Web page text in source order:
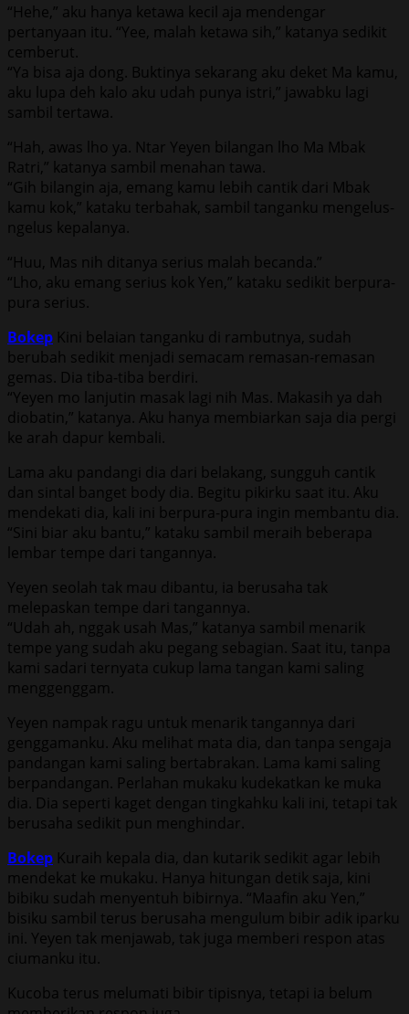
“Hehe,” aku hanya ketawa kecil aja mendengar
pertanyaan itu. “Yee, malah ketawa sih,” katanya sedikit
cemberut.
“Ya bisa aja dong. Buktinya sekarang aku deket Ma kamu,
aku lupa deh kalo aku udah punya istri,” jawabku lagi
sambil tertawa.
“Hah, awas lho ya. Ntar Yeyen bilangan lho Ma Mbak
Ratri,” katanya sambil menahan tawa.
“Gih bilangin aja, emang kamu lebih cantik dari Mbak
kamu kok,” kataku terbahak, sambil tanganku mengelus-
ngelus kepalanya.
“Huu, Mas nih ditanya serius malah becanda.”
“Lho, aku emang serius kok Yen,” kataku sedikit berpura-
pura serius.
Bokep Kini belaian tanganku di rambutnya, sudah
berubah sedikit menjadi semacam remasan-remasan
gemas. Dia tiba-tiba berdiri.
“Yeyen mo lanjutin masak lagi nih Mas. Makasih ya dah
diobatin,” katanya. Aku hanya membiarkan saja dia pergi
ke arah dapur kembali.
Lama aku pandangi dia dari belakang, sungguh cantik
dan sintal banget body dia. Begitu pikirku saat itu. Aku
mendekati dia, kali ini berpura-pura ingin membantu dia.
“Sini biar aku bantu,” kataku sambil meraih beberapa
lembar tempe dari tangannya.
Yeyen seolah tak mau dibantu, ia berusaha tak
melepaskan tempe dari tangannya.
“Udah ah, nggak usah Mas,” katanya sambil menarik
tempe yang sudah aku pegang sebagian. Saat itu, tanpa
kami sadari ternyata cukup lama tangan kami saling
menggenggam.
Yeyen nampak ragu untuk menarik tangannya dari
genggamanku. Aku melihat mata dia, dan tanpa sengaja
pandangan kami saling bertabrakan. Lama kami saling
berpandangan. Perlahan mukaku kudekatkan ke muka
dia. Dia seperti kaget dengan tingkahku kali ini, tetapi tak
berusaha sedikit pun menghindar.
Bokep Kuraih kepala dia, dan kutarik sedikit agar lebih
mendekat ke mukaku. Hanya hitungan detik saja, kini
bibiku sudah menyentuh bibirnya. “Maafin aku Yen,”
bisiku sambil terus berusaha mengulum bibir adik iparku
ini. Yeyen tak menjawab, tak juga memberi respon atas
ciumanku itu.
Kucoba terus melumati bibir tipisnya, tetapi ia belum